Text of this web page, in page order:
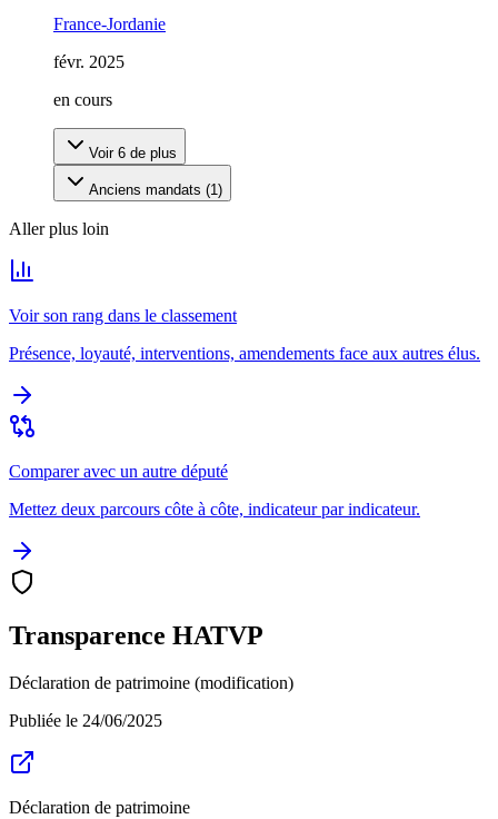
France-Jordanie
févr. 2025
en cours
Voir 6 de plus
Anciens mandats (1)
Aller plus loin
Voir son rang dans le classement
Présence, loyauté, interventions, amendements face aux autres élus.
Comparer avec un autre député
Mettez deux parcours côte à côte, indicateur par indicateur.
Transparence HATVP
Déclaration de patrimoine (modification)
Publiée le 24/06/2025
Déclaration de patrimoine